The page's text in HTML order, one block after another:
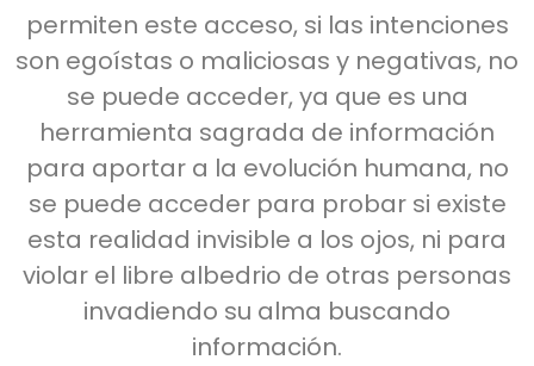
permiten este acceso, si las intenciones
son egoístas o maliciosas y negativas, no
se puede acceder, ya que es una
herramienta sagrada de información
para aportar a la evolución humana, no
se puede acceder para probar si existe
esta realidad invisible a los ojos, ni para
violar el libre albedrio de otras personas
invadiendo su alma buscando
información.